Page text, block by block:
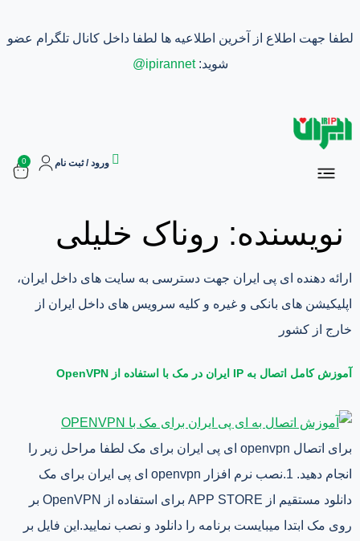
لطفا جهت اطلاع از آخرین اطلاعیه ها لطفا داخل کانال تلگرام عضو
شوید:ipirannet@
ورود / ثبت نام
بازاریابی و کسب درآمد
0
نویسنده: روناک خلیلی
ارائه دهنده ای پی ایران جهت دسترسی به سایت های داخل ایران،
اپلیکیشن های بانکی و غیره و کلیه سرویس های داخل ایران از
خارج از کشور
آموزش کامل اتصال به IP ایران در مک با استفاده از OpenVPN
برای اتصال openvpn ای پی ایران برای مک لطفا مراحل زیر را
انجام دهید. 1.نصب نرم افزار openvpn ای پی ایران برای مک
دانلود مستقیم از APP STORE برای استفاده از OpenVPN بر
روی مک ابتدا میبایست برنامه را دانلود و نصب نمایید.این فایل بر